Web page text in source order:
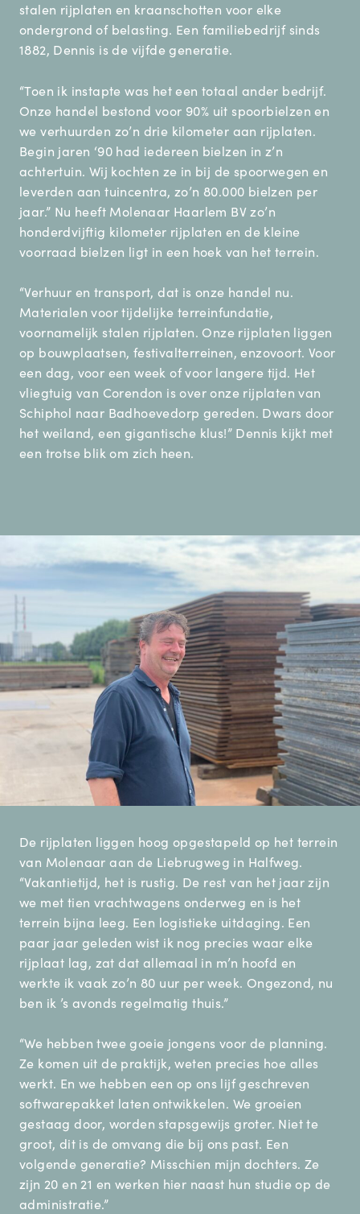
stalen rijplaten en kraanschotten voor elke
ondergrond of belasting. Een familiebedrijf sinds
1882, Dennis is de vijfde generatie.
“Toen ik instapte was het een totaal ander bedrijf.
Onze handel bestond voor 90% uit spoorbielzen en
we verhuurden zo’n drie kilometer aan rijplaten.
Begin jaren ‘90 had iedereen bielzen in z’n
achtertuin. Wij kochten ze in bij de spoorwegen en
leverden aan tuincentra, zo’n 80.000 bielzen per
jaar.” Nu heeft Molenaar Haarlem BV zo’n
honderdvijftig kilometer rijplaten en de kleine
voorraad bielzen ligt in een hoek van het terrein.
“Verhuur en transport, dat is onze handel nu.
Materialen voor tijdelijke terreinfundatie,
voornamelijk stalen rijplaten. Onze rijplaten liggen
op bouwplaatsen, festivalterreinen, enzovoort. Voor
een dag, voor een week of voor langere tijd. Het
vliegtuig van Corendon is over onze rijplaten van
Schiphol naar Badhoevedorp gereden. Dwars door
het weiland, een gigantische klus!” Dennis kijkt met
een trotse blik om zich heen.
De rijplaten liggen hoog opgestapeld op het terrein
van Molenaar aan de Liebrugweg in Halfweg.
“Vakantietijd, het is rustig. De rest van het jaar zijn
we met tien vrachtwagens onderweg en is het
terrein bijna leeg. Een logistieke uitdaging. Een
paar jaar geleden wist ik nog precies waar elke
rijplaat lag, zat dat allemaal in m’n hoofd en
werkte ik vaak zo’n 80 uur per week. Ongezond, nu
ben ik ’s avonds regelmatig thuis.”
“We hebben twee goeie jongens voor de planning.
Ze komen uit de praktijk, weten precies hoe alles
werkt. En we hebben een op ons lijf geschreven
softwarepakket laten ontwikkelen. We groeien
gestaag door, worden stapsgewijs groter. Niet te
groot, dit is de omvang die bij ons past. Een
volgende generatie? Misschien mijn dochters. Ze
zijn 20 en 21 en werken hier naast hun studie op de
administratie.”